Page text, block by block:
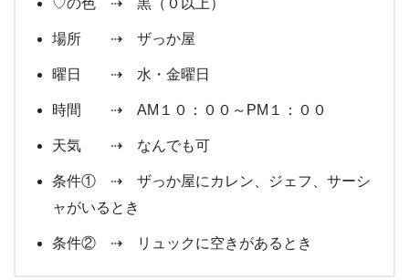
♡の色 ⇢ 黒（０以上）
場所 ⇢ ザっか屋
曜日 ⇢ 水・金曜日
時間 ⇢ AM１０：００～PM１：００
天気 ⇢ なんでも可
条件① ⇢ ザっか屋にカレン、ジェフ、サーシ
ャがいるとき
条件② ⇢ リュックに空きがあるとき